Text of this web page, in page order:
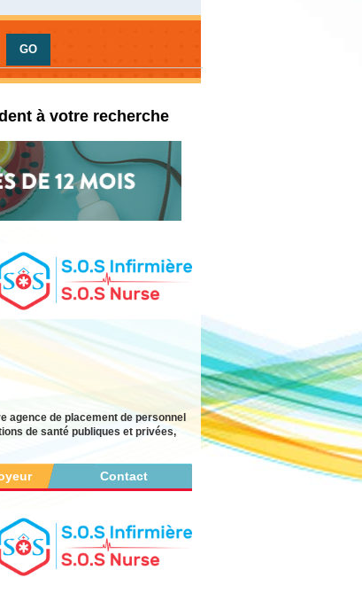
à votre recherche
de placement de personnel
de santé publiques et privées,
Contact